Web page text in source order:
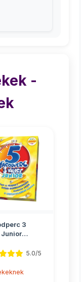
-
3
5.0/5